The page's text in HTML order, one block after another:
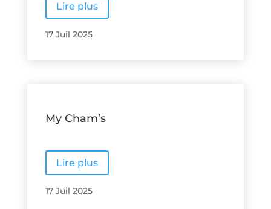
Lire plus
17 Juil 2025
My Cham’s
Lire plus
17 Juil 2025